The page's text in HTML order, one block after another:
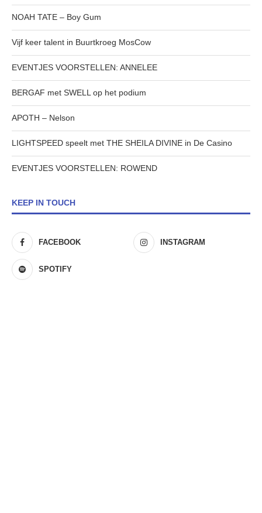
NOAH TATE – Boy Gum
Vijf keer talent in Buurtkroeg MosCow
EVENTJES VOORSTELLEN: ANNELEE
BERGAF met SWELL op het podium
APOTH – Nelson
LIGHTSPEED speelt met THE SHEILA DIVINE in De Casino
EVENTJES VOORSTELLEN: ROWEND
KEEP IN TOUCH
FACEBOOK INSTAGRAM
SPOTIFY